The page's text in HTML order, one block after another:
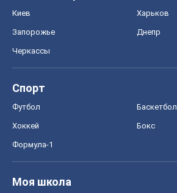
Киев Харьков
Запорожье Днепр
Черкассы
Спорт
Футбол Баскетбол
Хоккей Бокс
Формула-1
Моя школа